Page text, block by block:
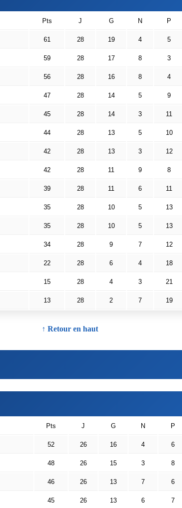
Pts J G N P
61 28 19 4 5
59 28 17 8 3
56 28 16 8 4
47 28 14 5 9
45 28 14 3 11
44 28 13 5 10
42 28 13 3 12
42 28 11 9 8
39 28 11 6 11
35 28 10 5 13
35 28 10 5 13
34 28 9 7 12
22 28 6 4 18
15 28 4 3 21
13 28 2 7 19
↑ Retour en haut
Pts J G N P
52 26 16 4 6
48 26 15 3 8
46 26 13 7 6
45 26 13 6 7